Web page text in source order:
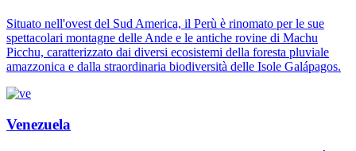
Situato nell'ovest del Sud America, il Perù è rinomato per le sue
spettacolari montagne delle Ande e le antiche rovine di Machu
Picchu, caratterizzato dai diversi ecosistemi della foresta pluviale
amazzonica e dalla straordinaria biodiversità delle Isole Galápagos.
Venezuela